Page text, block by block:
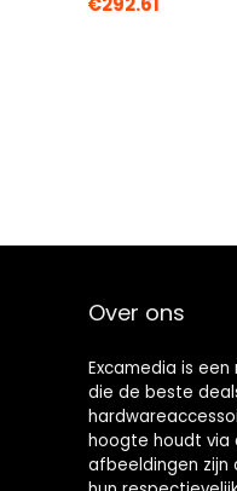
Over ons
Excamedia is
die de beste
hoogte houdt via
afbeeldingen zijn